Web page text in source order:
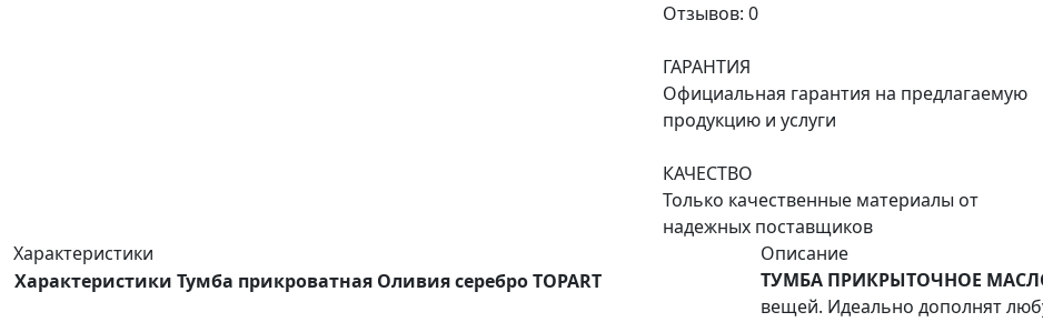
Отзывов: 0
ГАРАНТИЯ
Официальная гарантия на предлагаемую
продукцию и услуги
КАЧЕСТВО
Только качественные материалы от
надежных поставщиков
Характеристики
Характеристики Тумба прикроватная Оливия серебро TOPART
Описание
ТУМБА ПРИКРЫТОЧНОЕ
вещей. Идеально дополнят